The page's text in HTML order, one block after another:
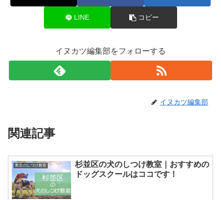
LINE コピー
イヌカツ編集部をフォローする
イヌカツ編集部
関連記事
東京のしつけ教室
杉並区の犬のしつけ教室｜おすすめの
ドッグスクールはココです！